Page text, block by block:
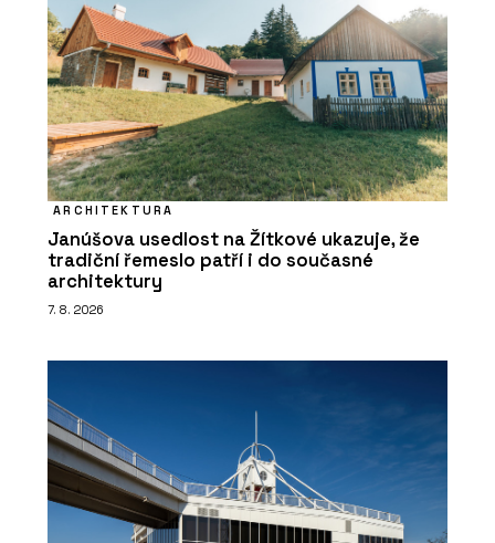
ARCHITEKTURA
Janúšova usedlost na Žítkové ukazuje, že
tradiční řemeslo patří i do současné
architektury
7. 8. 2026